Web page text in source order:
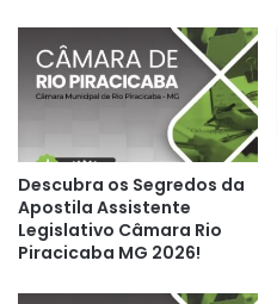
Descubra os Segredos da
Apostila Assistente
Legislativo Câmara Rio
Piracicaba MG 2026!